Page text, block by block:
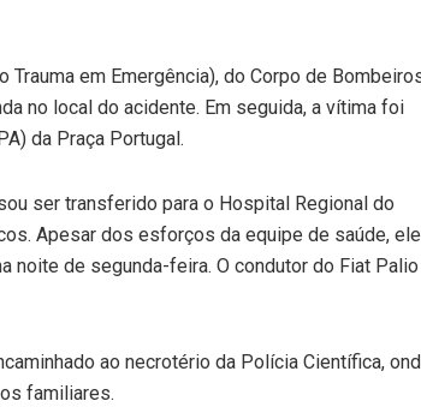
em Emergência), do Corpo de
no local do acidente. Em seguida, a vítima foi
da Praça Portugal.
ser transferido para o Hospital Regional do
Apesar dos esforços da equipe de saúde, ele
de segunda-feira. O condutor do Fiat Palio
ao necrotério da Polícia Científica,
familiares.